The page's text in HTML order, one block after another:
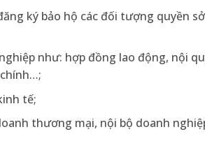
ký bảo hộ các đối tượng quyền
như: hợp đồng lao động, nội
tế;
thương mại, nội bộ doanh